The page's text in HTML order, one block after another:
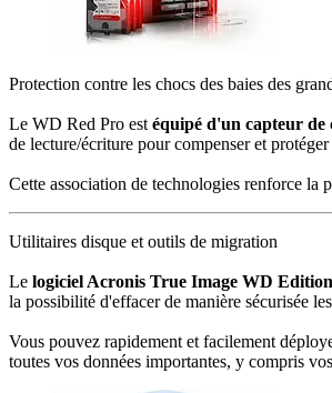
Protection contre les chocs des baies des
Le WD Red Pro est équipé d'un capteur de
de lecture/écriture pour compenser et protéger
Cette association de technologies renforce la
Utilitaires disque et outils de migration
Le logiciel Acronis True Image WD Edition
la possibilité d'effacer de manière sécurisée
Vous pouvez rapidement et facilement
toutes vos données importantes, y compris